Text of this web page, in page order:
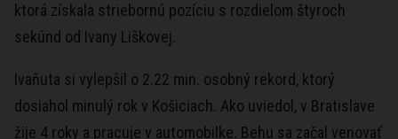
ktorá získala striebornú pozíciu s rozdielom štyroch
sekúnd od Ivany Liškovej.
Ivaňuta si vylepšil o 2.22 min. osobný rekord, ktorý
dosiahol minulý rok v Košiciach. Ako uviedol, v Bratislave
žije 4 roky a pracuje v automobilke. Behu sa začal venovať